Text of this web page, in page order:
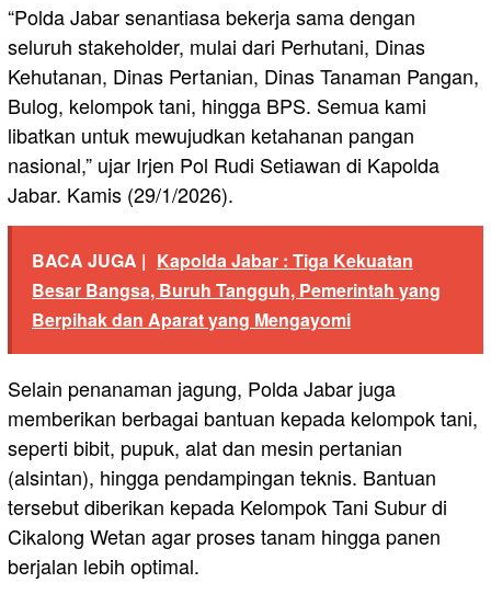
“Polda Jabar senantiasa bekerja sama dengan
seluruh stakeholder, mulai dari Perhutani, Dinas
Kehutanan, Dinas Pertanian, Dinas Tanaman Pangan,
Bulog, kelompok tani, hingga BPS. Semua kami
libatkan untuk mewujudkan ketahanan pangan
nasional,” ujar Irjen Pol Rudi Setiawan di Kapolda
Jabar. Kamis (29/1/2026).
BACA JUGA | Kapolda Jabar : Tiga Kekuatan
Besar Bangsa, Buruh Tangguh, Pemerintah yang
Berpihak dan Aparat yang Mengayomi
Selain penanaman jagung, Polda Jabar juga
memberikan berbagai bantuan kepada kelompok tani,
seperti bibit, pupuk, alat dan mesin pertanian
(alsintan), hingga pendampingan teknis. Bantuan
tersebut diberikan kepada Kelompok Tani Subur di
Cikalong Wetan agar proses tanam hingga panen
berjalan lebih optimal.